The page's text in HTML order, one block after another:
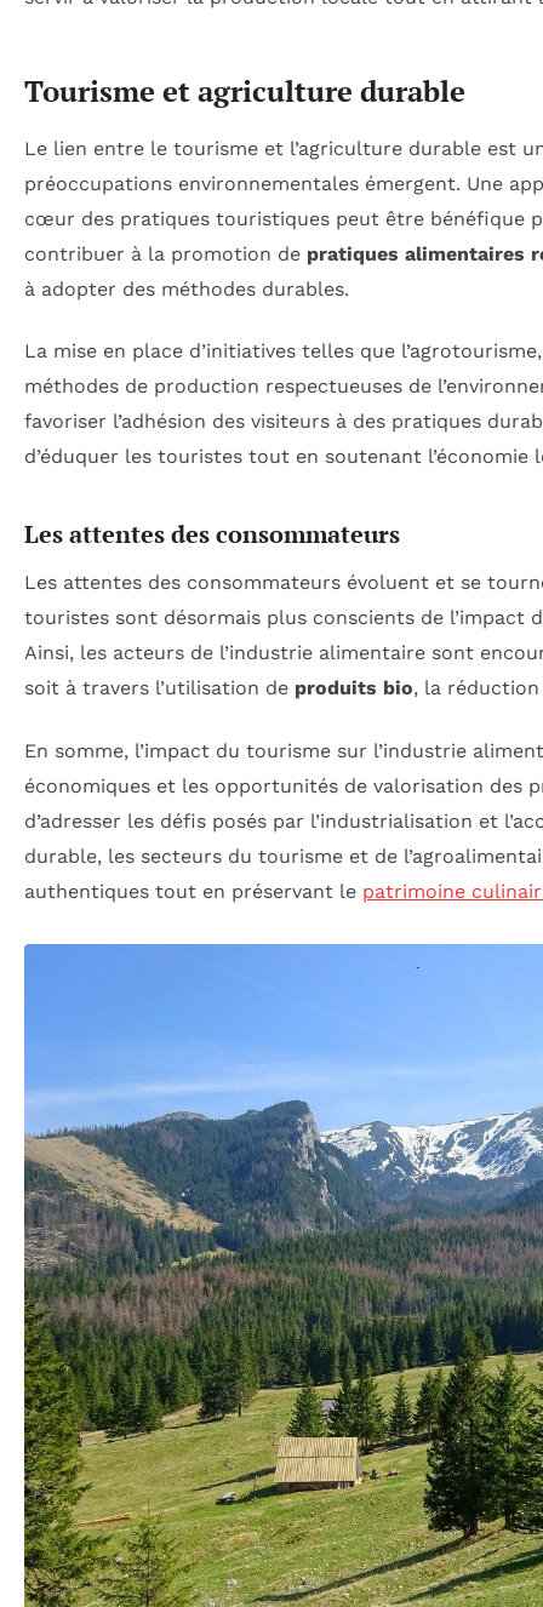
Tourisme et agriculture durable
Le lien entre le tourisme et l’agriculture durable est
préoccupations environnementales émergent. Une
cœur des pratiques touristiques peut être bénéfique
contribuer à la promotion de pratiques alimentaires
à adopter des méthodes durables.
La mise en place d’initiatives telles que
méthodes de production respectueuses de
favoriser l’adhésion des visiteurs à des pratiques
d’éduquer les touristes tout en soutenant l’économie
Les attentes des consommateurs
Les attentes des consommateurs évoluent et se
touristes sont désormais plus conscients de l’impact
Ainsi, les acteurs de l’industrie alimentaire sont
soit à travers l’utilisation de produits bio, la
En somme, l’impact du tourisme sur l’industrie
économiques et les opportunités de valorisation des
d’adresser les défis posés par l’industrialisation et
durable, les secteurs du tourisme et de
authentiques tout en préservant le patrimoine